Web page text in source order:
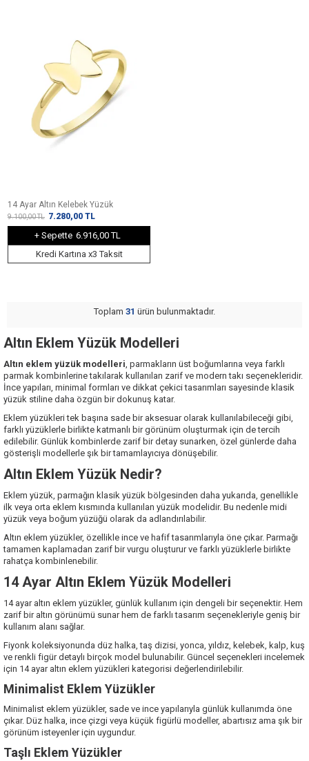
14 Ayar Altın Kelebek Yüzük
9.100,00TL 7.280,00 TL
+ Sepette 6.916,00 TL
Kredi Kartına x3 Taksit
Toplam 31 ürün bulunmaktadır.
Altın Eklem Yüzük Modelleri
Altın eklem yüzük modelleri, parmakların üst boğumlarına veya farklı
parmak kombinlerine takılarak kullanılan zarif ve modern takı seçenekleridir.
İnce yapıları, minimal formları ve dikkat çekici tasarımları sayesinde klasik
yüzük stiline daha özgün bir dokunuş katar.
Eklem yüzükleri tek başına sade bir aksesuar olarak kullanılabileceği gibi,
farklı yüzüklerle birlikte katmanlı bir görünüm oluşturmak için de tercih
edilebilir. Günlük kombinlerde zarif bir detay sunarken, özel günlerde daha
gösterişli modellerle şık bir tamamlayıcıya dönüşebilir.
Altın Eklem Yüzük Nedir?
Eklem yüzük, parmağın klasik yüzük bölgesinden daha yukarıda, genellikle
ilk veya orta eklem kısmında kullanılan yüzük modelidir. Bu nedenle midi
yüzük veya boğum yüzüğü olarak da adlandırılabilir.
Altın eklem yüzükler, özellikle ince ve hafif tasarımlarıyla öne çıkar. Parmağı
tamamen kaplamadan zarif bir vurgu oluşturur ve farklı yüzüklerle birlikte
rahatça kombinlenebilir.
14 Ayar Altın Eklem Yüzük Modelleri
14 ayar altın eklem yüzükler, günlük kullanım için dengeli bir seçenektir. Hem
zarif bir altın görünümü sunar hem de farklı tasarım seçenekleriyle geniş bir
kullanım alanı sağlar.
Fiyonk koleksiyonunda düz halka, taş dizisi, yonca, yıldız, kelebek, kalp, kuş
ve renkli figür detaylı birçok model bulunabilir. Güncel seçenekleri incelemek
için 14 ayar altın eklem yüzükleri kategorisi değerlendirilebilir.
Minimalist Eklem Yüzükler
Minimalist eklem yüzükler, sade ve ince yapılarıyla günlük kullanımda öne
çıkar. Düz halka, ince çizgi veya küçük figürlü modeller, abartısız ama şık bir
görünüm isteyenler için uygundur.
Taşlı Eklem Yüzükler